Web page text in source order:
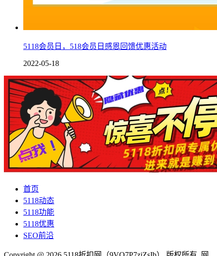
5118会员日，518会员日感恩回馈优惠活动
2022-05-18
首页
5118动态
5118功能
5118优惠
SEO前沿